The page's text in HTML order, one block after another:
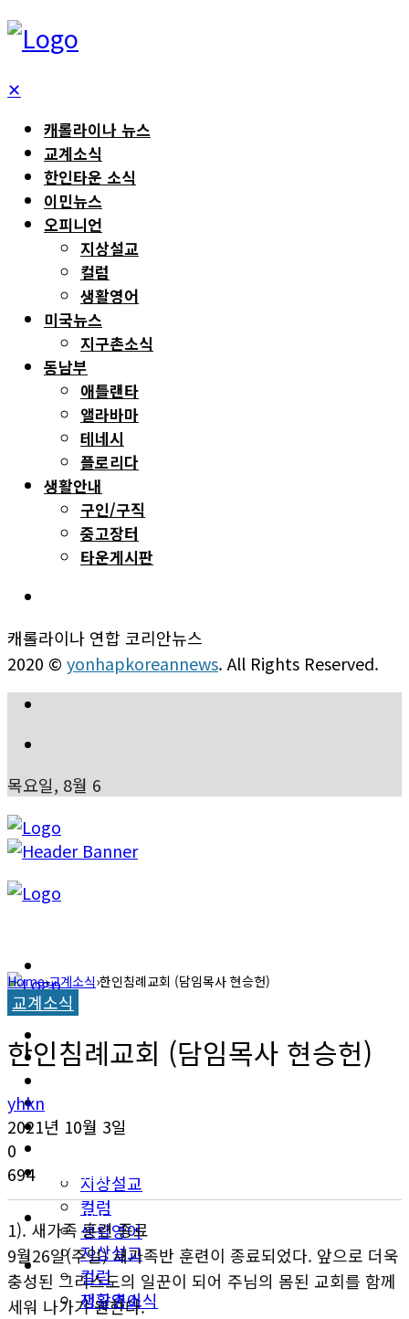
✕
캐롤라이나 뉴스
교계소식
한인타운 소식
이민뉴스
오피니언
지상설교
컬럼
생활영어
미국뉴스
지구촌소식
동남부
애틀랜타
앨라바마
테네시
플로리다
생활안내
구인/구직
중고장터
타운게시판
캐롤라이나 연합 코리안뉴스
2020 © yonhapkoreannews. All Rights Reserved.
목요일, 8월 6
교계소식
한인타운 소식
지상설교
컬럼
생활영어
미국뉴스
지구촌소식
한인타운 소식
이민뉴스
오피니언
지상설교
컬럼
생활영어
Home›교계소식›한인침례교회 (담임목사 현승헌)
교계소식
한인침례교회 (담임목사 현승헌)
yhkn
2021년 10월 3일
0
694
1). 새가족 훈련 종료
9월26일(주일) 새가족반 훈련이 종료되었다. 앞으로 더욱
충성된 그리스도의 일꾼이 되어 주님의 몸된 교회를 함께
세워 나가기 원한다.